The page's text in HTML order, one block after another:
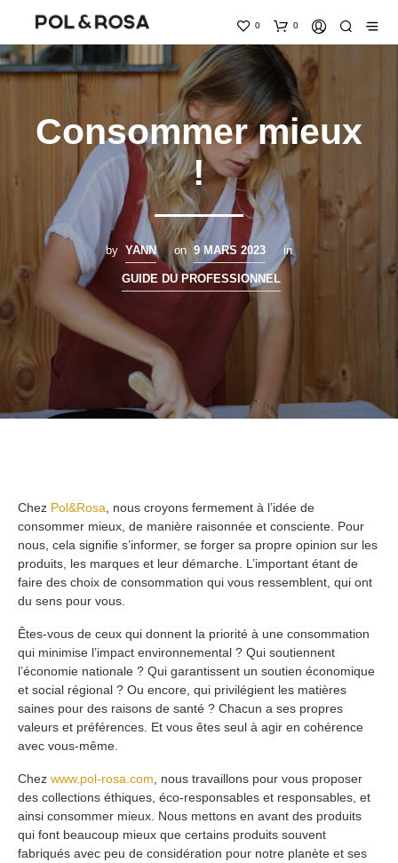
0 0
Consommer mieux
!
by YANN on 9 MARS 2023 in
GUIDE DU PROFESSIONNEL
Chez Pol&Rosa , nous croyons fermement à l’idée de
consommer mieux, de manière raisonnée et consciente. Pour
nous, cela signifie s’informer, se forger sa propre opinion sur les
produits, les marques et leur démarche. L’important étant de
faire des choix de consommation qui vous ressemblent, qui ont
du sens pour vous.
Êtes-vous de ceux qui donnent la priorité à une consommation
qui minimise l’impact environnemental ? Qui soutiennent
l’économie nationale ? Qui garantissent un soutien économique
et social régional ? Ou encore, qui privilégient les matières
saines pour des raisons de santé ? Chacun a ses propres
valeurs et préférences. Et vous êtes seul à agir en cohérence
avec vous-même.
Chez www.pol-rosa.com , nous travaillons pour vous proposer
des collections éthiques, éco-responsables et responsables, et
ainsi consommer mieux. Nous mettons en avant des produits
qui font beaucoup mieux que certains produits souvent
fabriqués avec peu de considération pour notre planète et ses